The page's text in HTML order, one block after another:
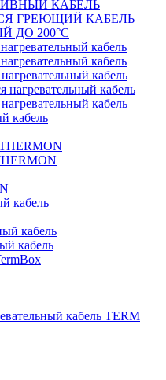
КАБЕЛЬ
ГРЕЮЩИЙ КАБЕЛЬ
ДО 200°С
кабель
кабель
кабель
кабель
кабель
кабель
кабель
кабель
кабель
кабель TERM